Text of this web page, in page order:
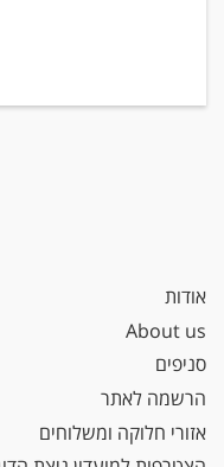
אודות
About us
סניפים
הרשמה לאתר
אזורי חלוקה ומשלוחים